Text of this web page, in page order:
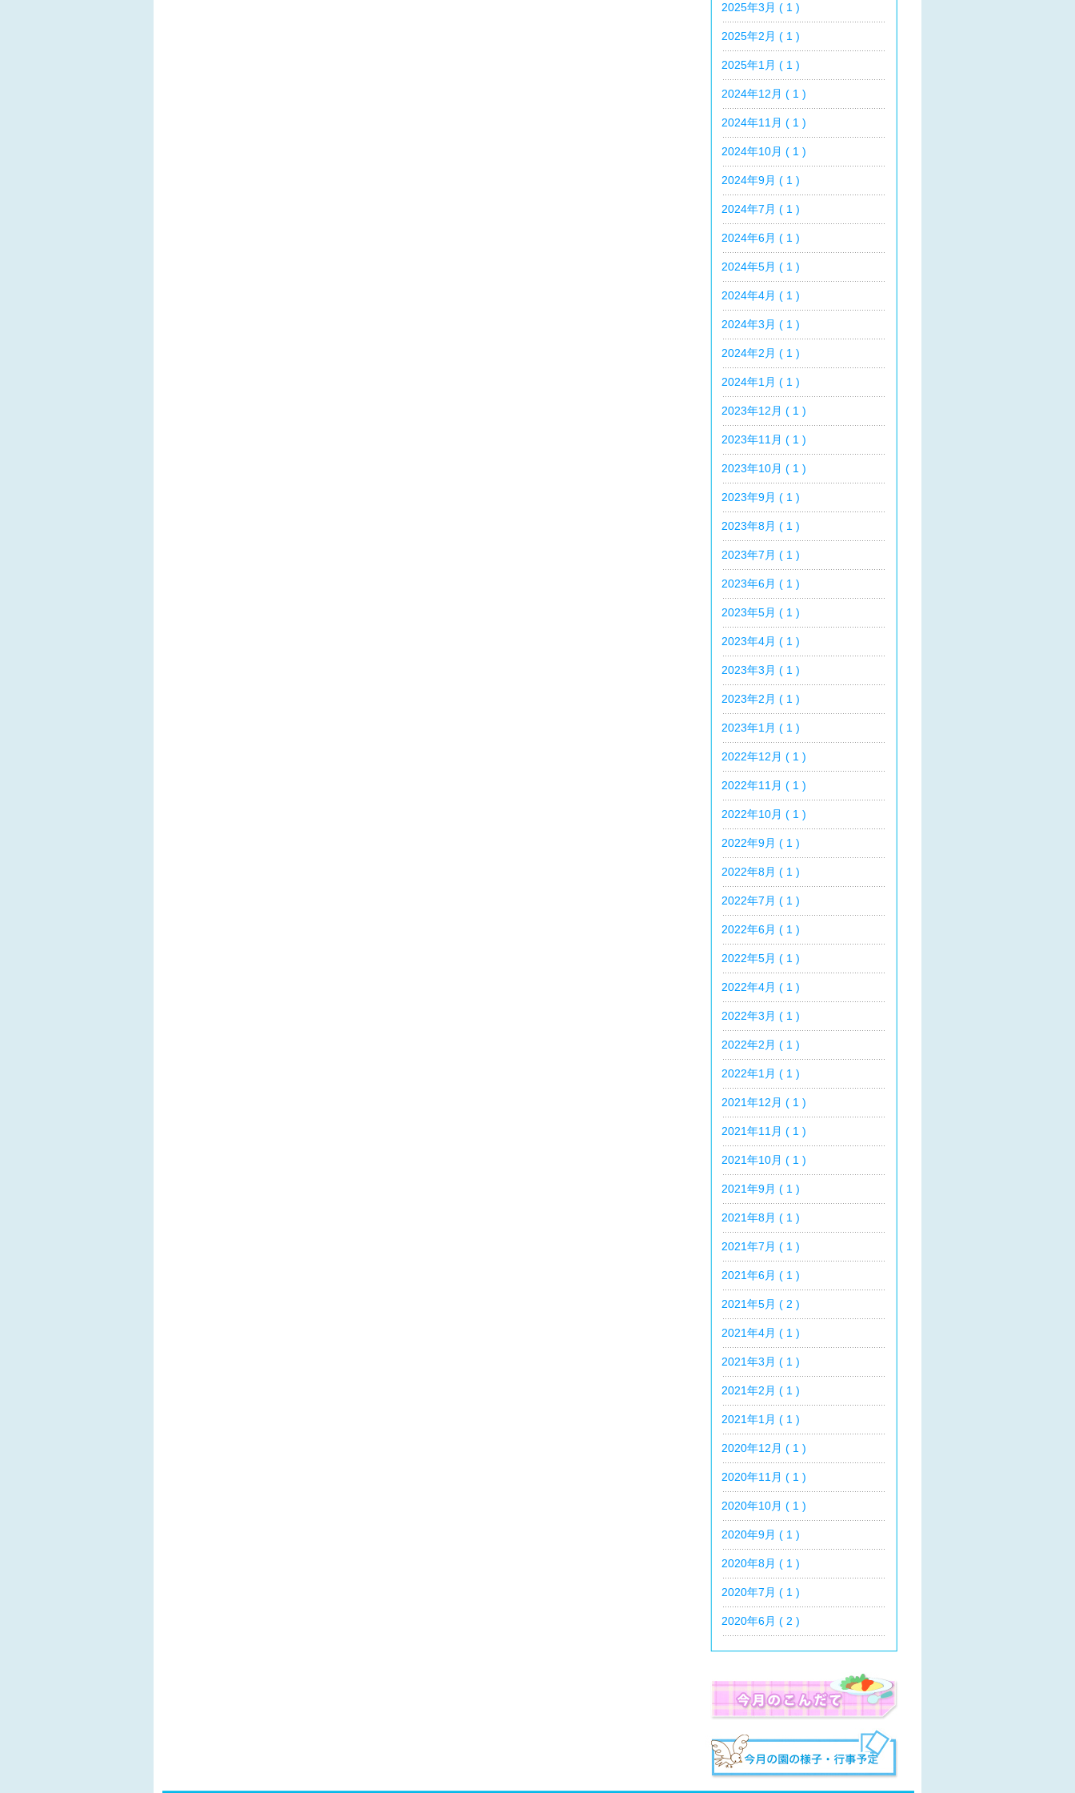
2025年3月 ( 1 )
2025年2月 ( 1 )
2025年1月 ( 1 )
2024年12月 ( 1 )
2024年11月 ( 1 )
2024年10月 ( 1 )
2024年9月 ( 1 )
2024年7月 ( 1 )
2024年6月 ( 1 )
2024年5月 ( 1 )
2024年4月 ( 1 )
2024年3月 ( 1 )
2024年2月 ( 1 )
2024年1月 ( 1 )
2023年12月 ( 1 )
2023年11月 ( 1 )
2023年10月 ( 1 )
2023年9月 ( 1 )
2023年8月 ( 1 )
2023年7月 ( 1 )
2023年6月 ( 1 )
2023年5月 ( 1 )
2023年4月 ( 1 )
2023年3月 ( 1 )
2023年2月 ( 1 )
2023年1月 ( 1 )
2022年12月 ( 1 )
2022年11月 ( 1 )
2022年10月 ( 1 )
2022年9月 ( 1 )
2022年8月 ( 1 )
2022年7月 ( 1 )
2022年6月 ( 1 )
2022年5月 ( 1 )
2022年4月 ( 1 )
2022年3月 ( 1 )
2022年2月 ( 1 )
2022年1月 ( 1 )
2021年12月 ( 1 )
2021年11月 ( 1 )
2021年10月 ( 1 )
2021年9月 ( 1 )
2021年8月 ( 1 )
2021年7月 ( 1 )
2021年6月 ( 1 )
2021年5月 ( 2 )
2021年4月 ( 1 )
2021年3月 ( 1 )
2021年2月 ( 1 )
2021年1月 ( 1 )
2020年12月 ( 1 )
2020年11月 ( 1 )
2020年10月 ( 1 )
2020年9月 ( 1 )
2020年8月 ( 1 )
2020年7月 ( 1 )
2020年6月 ( 2 )